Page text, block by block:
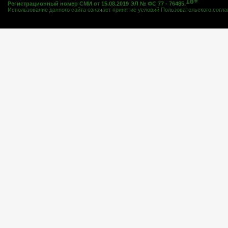
Регистрационный номер СМИ от 15.08.2019 ЭЛ № ФС 77 - 76485.
Использование данного сайта означает принятие условий Пользовательского